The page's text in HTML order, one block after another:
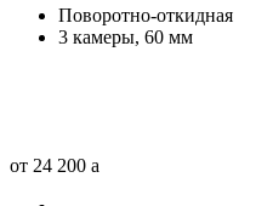
Поворотно-откидная
3 камеры, 60 мм
от 24 200 a